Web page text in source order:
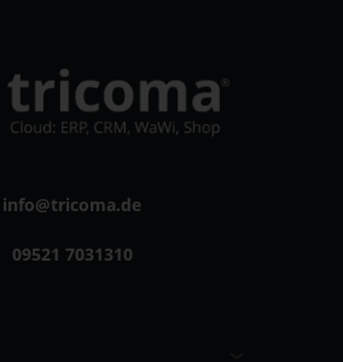
info@tricoma.de
09521 7031310